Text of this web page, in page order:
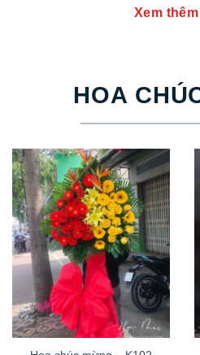
Xem
HOA